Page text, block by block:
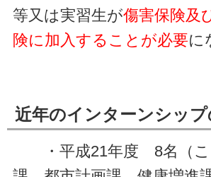
等又は実習生が傷害保険及
険に加入することが必要に
近年のインターンシッ
・平成21年度 8名（こ